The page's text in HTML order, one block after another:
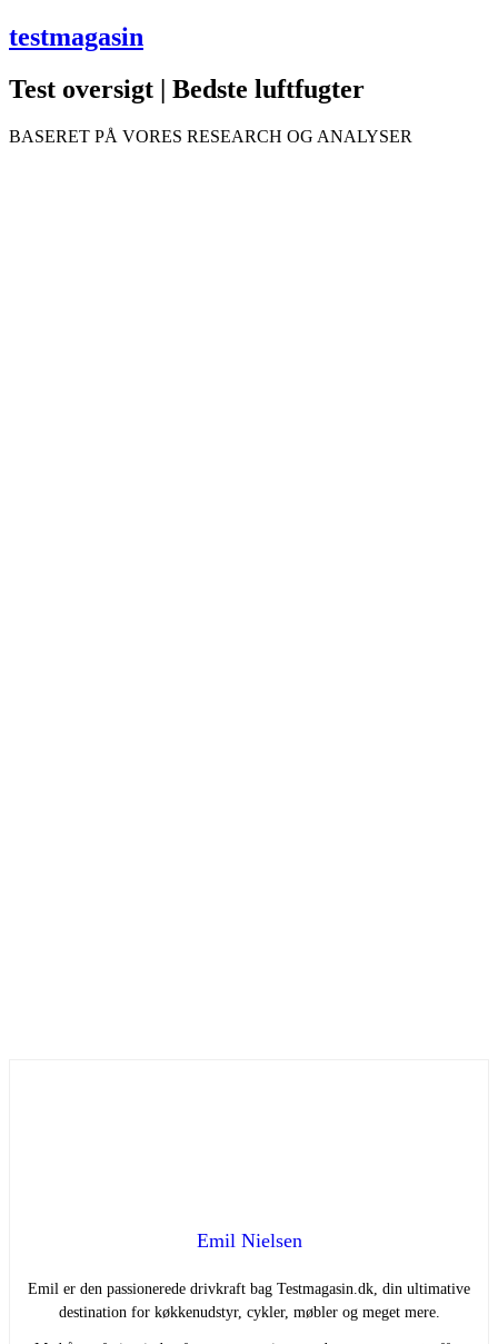
testmagasin
Test oversigt | Bedste luftfugter
BASERET PÅ VORES RESEARCH OG ANALYSER
Emil Nielsen
Emil er den passionerede drivkraft bag Testmagasin.dk, din ultimative
destination for køkkenudstyr, cykler, møbler og meget mere.